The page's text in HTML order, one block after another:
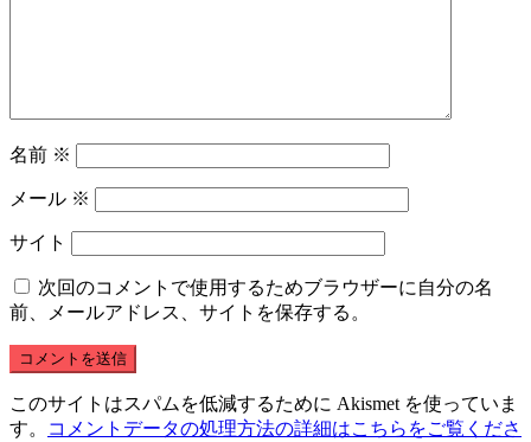
名前 ※
メール ※
サイト
次回のコメントで使用するためブラウザーに自分の名
前、メールアドレス、サイトを保存する。
このサイトはスパムを低減するために Akismet を使っていま
す。
コメントデータの処理方法の詳細はこちらをご覧くださ